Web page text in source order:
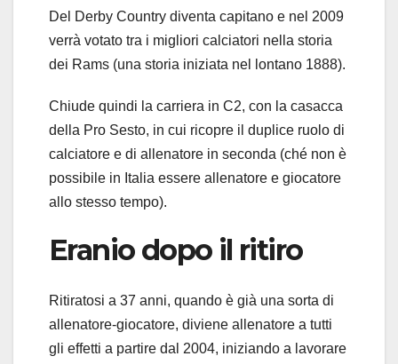
Del Derby Country diventa capitano e nel 2009
verrà votato tra i migliori calciatori nella storia
dei Rams (una storia iniziata nel lontano 1888).
Chiude quindi la carriera in C2, con la casacca
della Pro Sesto, in cui ricopre il duplice ruolo di
calciatore e di allenatore in seconda (ché non è
possibile in Italia essere allenatore e giocatore
allo stesso tempo).
Eranio dopo il ritiro
Ritiratosi a 37 anni, quando è già una sorta di
allenatore-giocatore, diviene allenatore a tutti
gli effetti a partire dal 2004, iniziando a lavorare